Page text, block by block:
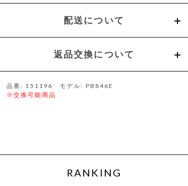
配送について
返品交換について
品番: 151196 モデル: PB846E
※交換可能商品
RANKING